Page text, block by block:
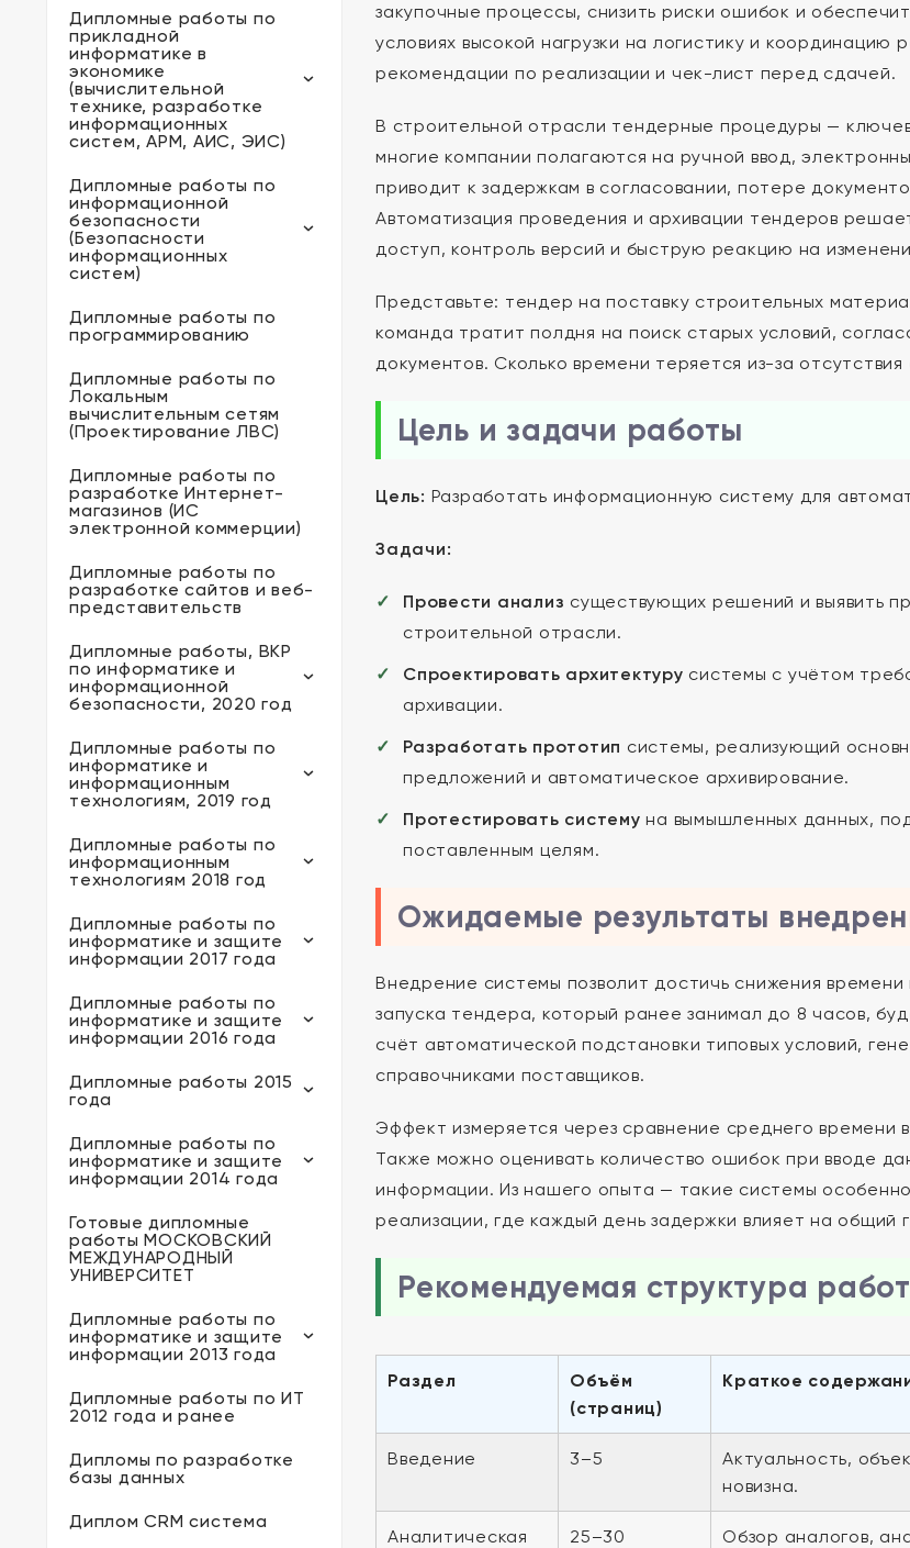
Дипломные работы по
прикладной
информатике в
экономике
(вычислительной
технике, разработке
информационных
систем, АРМ, АИС, ЭИС)
Дипломные работы по
информационной
безопасности
(Безопасности
информационных
систем)
Дипломные работы по
программированию
Дипломные работы по
Локальным
вычислительным сетям
(Проектирование ЛВС)
Дипломные работы по
разработке Интернет-
магазинов (ИС
электронной коммерции)
Дипломные работы по
разработке сайтов и веб-
представительств
Дипломные работы, ВКР
по информатике и
информационной
безопасности, 2020 год
Дипломные работы по
информатике и
информационным
технологиям, 2019 год
Дипломные работы по
информационным
технологиям 2018 год
Дипломные работы по
информатике и защите
информации 2017 года
Дипломные работы по
информатике и защите
информации 2016 года
Дипломные работы 2015
года
Дипломные работы по
информатике и защите
информации 2014 года
Готовые дипломные
работы МОСКОВСКИЙ
МЕЖДУНАРОДНЫЙ
УНИВЕРСИТЕТ
Дипломные работы по
информатике и защите
информации 2013 года
Дипломные работы по ИТ
2012 года и ранее
Дипломы по разработке
базы данных
Диплом CRM система
закупочные процессы, снизить риски ошибок и
условиях высокой нагрузки на логистику и
рекомендации по реализации и чек-лист перед сдачей.
В строительной отрасли тендерные процедуры —
многие компании полагаются на ручной ввод,
приводит к задержкам в согласовании, потере
Автоматизация проведения и архивации тендеров
доступ, контроль версий и быструю реакцию на
Представьте: тендер на поставку строительных
команда тратит полдня на поиск старых условий,
документов. Сколько времени теряется из-за
Цель и задачи работы
Цель: Разработать информационную систему для
Задачи:
Провести анализ существующих решений и выявить
строительной отрасли.
Спроектировать архитектуру системы с учётом
архивации.
Разработать прототип системы, реализующий
предложений и автоматическое архивирование.
Протестировать систему на вымышленных данных,
поставленным целям.
Ожидаемые результаты
Внедрение системы позволит достичь снижения
запуска тендера, который ранее занимал до 8 часов,
счёт автоматической подстановки типовых условий,
справочниками поставщиков.
Эффект измеряется через сравнение среднего
Также можно оценивать количество ошибок при вводе
информации. Из нашего опыта — такие системы
реализации, где каждый день задержки влияет на общий
Рекомендуемая структура
Раздел
Объём
(страниц)
Краткое
Введение 3–5
Актуальность,
новизна.
Аналитическая
25–30
Обзор аналогов,